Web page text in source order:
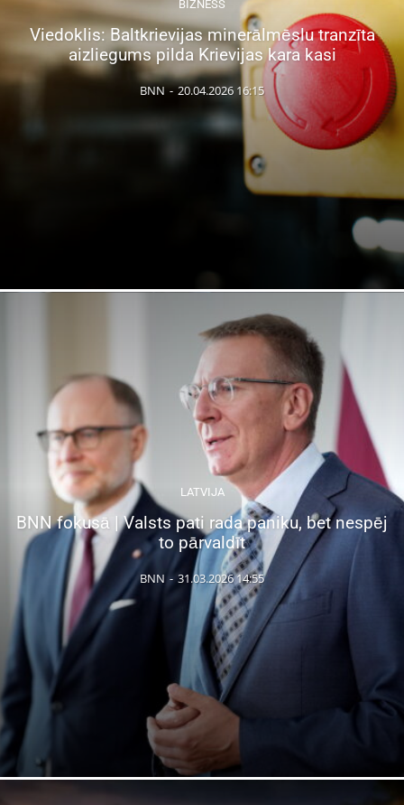
BIZNESS
Viedoklis: Baltkrievijas minerālmēslu tranzīta
aizliegums pilda Krievijas kara kasi
BNN - 20.04.2026 16:15
LATVIJA
BNN fokusā | Valsts pati rada paniku, bet nespēj
to pārvaldīt
BNN - 31.03.2026 14:55